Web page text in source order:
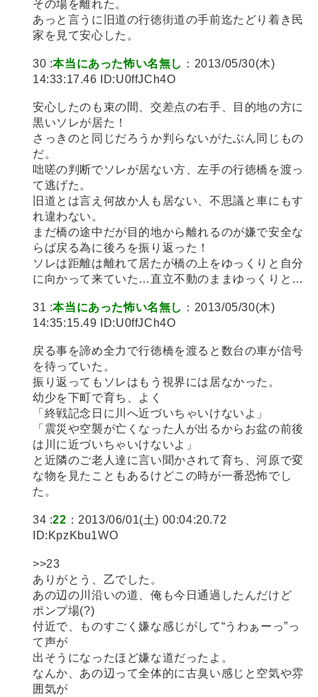
その場を離れた。
あっと言うに旧道の行徳街道の手前迄たどり着き民
家を見て安心した。
30 :本当にあった怖い名無し ：2013/05/30(木)
14:33:17.46 ID:U0ffJCh4O
安心したのも束の間、交差点の右手、目的地の方に
黒いソレが居た！
さっきのと同じだろうか判らないがたぶん同じもの
だ。
咄嗟の判断でソレが居ない方、左手の行徳橋を渡っ
て逃げた。
旧道とは言え何故か人も居ない、不思議と車にもす
れ違わない。
まだ橋の途中だが目的地から離れるのが嫌で安全な
らば戻る為に後ろを振り返った！
ソレは距離は離れて居たが橋の上をゆっくりと自分
に向かって来ていた…直立不動のままゆっくりと…
31 :本当にあった怖い名無し ：2013/05/30(木)
14:35:15.49 ID:U0ffJCh4O
戻る事を諦め全力で行徳橋を渡ると数台の車が信号
を待っていた。
振り返ってもソレはもう視界には居なかった。
幼少を下町で育ち、よく
「終戦記念日に川へ近づいちゃいけないよ」
「震災や空襲が亡くなった人が出るからお盆の前後
は川に近づいちゃいけないよ」
と近隣のご老人達に言い聞かされて育ち、河原で変
な物を見たこともあるけどこの時が一番恐怖でし
た。
34 :22 ：2013/06/01(土) 00:04:20.72
ID:KpzKbu1WO
>>23
ありがとう、乙でした。
あの辺の川沿いの道、俺も今日通過したんだけど
ポンプ場(?)
付近で、ものすごく嫌な感じがして“うわぁーっ”っ
て声が
出そうになったほど嫌な道だったよ。
なんか、あの辺って全体的に古臭い感じと空気や雰
囲気が